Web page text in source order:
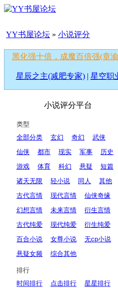
YY书屋论坛 » 小说评分
黑化强十倍，成魔百倍强(章
星辰之主(减肥专家)| 星空职
小说评分平台
类型
全部分类
玄幻 奇幻
武侠
仙侠
都市 现实 军事
历史
游戏
体育 科幻 悬疑
短篇
诸天无限
轻小说 同人
其他
古代言情
现代言情
仙侠奇缘
幻想言情
未来言情
衍生言情
古代纯爱
现代纯爱
衍生纯爱
百合小说
女尊小说
无cp小说
悬疑女频
综合其他
排行
时间排行
点击排行
星星排行